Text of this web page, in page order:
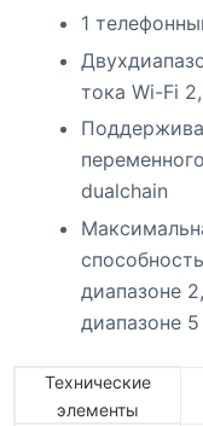
1
тока Wi-Fi
dualchain
диапазоне
диапазоне 5
Технические
элементы